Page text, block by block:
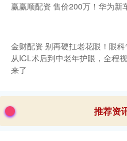
赢赢顺配资 售价200万！华为新
金财配资 别再硬扛老花眼！眼科
从ICL术后到中老年护眼，全程
来了
推荐资